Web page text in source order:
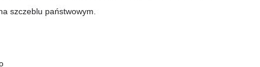
szczeblu państwowym.